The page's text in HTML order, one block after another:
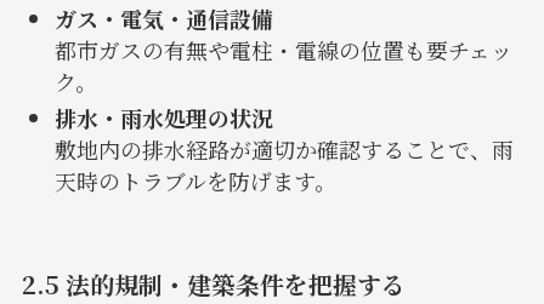
ガス・電気・通信設備
都市ガスの有無や電柱・電線の位置も要チェッ
ク。
排水・雨水処理の状況
敷地内の排水経路が適切か確認することで、雨
天時のトラブルを防げます。
2.5 法的規制・建築条件を把握する